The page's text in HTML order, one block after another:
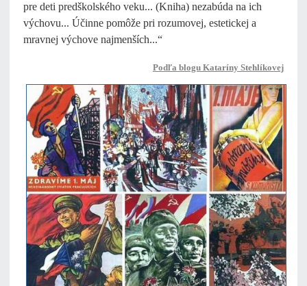
pre deti predškolského veku... (Kniha) nezabúda na ich
výchovu... Účinne pomôže pri rozumovej, estetickej a
mravnej výchove najmenších...“
Podľa blogu Kataríny Stehlíkovej